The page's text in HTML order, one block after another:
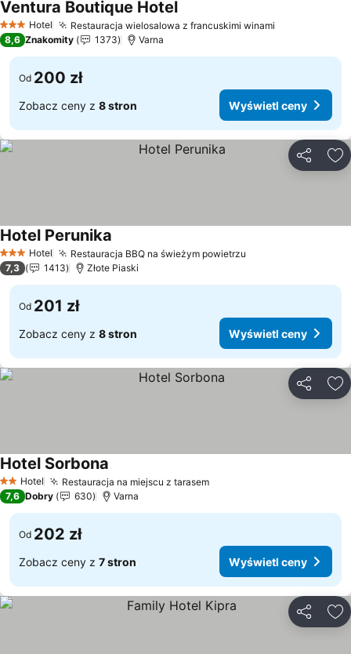
3 Kategoria
Hotel Restauracja wielosalowa z francuskimi winami
Ventura Boutique HotelWyświetl ceny
8,6 Znakomity 1373 Varna
Od 200 zł
Zobacz ceny z 8 stron Wyświetl ceny
3 Kategoria
Hotel Restauracja BBQ na świeżym powietrzu
Hotel Perunika
7,3 1413 Złote Piaski
Od 201 zł
Zobacz ceny z 8 stron Wyświetl ceny
2 Kategoria
Hotel Restauracja na miejscu z tarasemWyświetl ceny
Hotel Sorbona
7,6 Dobry 630 Varna
Od 202 zł
Zobacz ceny z 7 stron Wyświetl ceny